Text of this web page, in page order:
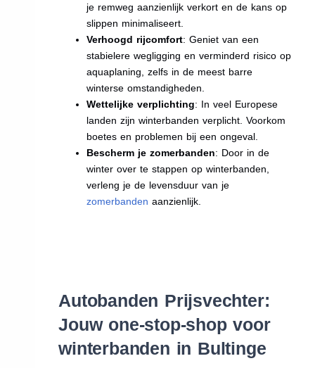
je remweg aanzienlijk verkort en de kans op
slippen minimaliseert.
Verhoogd rijcomfort: Geniet van een
stabielere wegligging en verminderd risico op
aquaplaning, zelfs in de meest barre
winterse omstandigheden.
Wettelijke verplichting: In veel Europese
landen zijn winterbanden verplicht. Voorkom
boetes en problemen bij een ongeval.
Bescherm je zomerbanden: Door in de
winter over te stappen op winterbanden,
verleng je de levensduur van je
zomerbanden aanzienlijk.
Autobanden Prijsvechter:
Jouw one-stop-shop voor
winterbanden in Bultinge